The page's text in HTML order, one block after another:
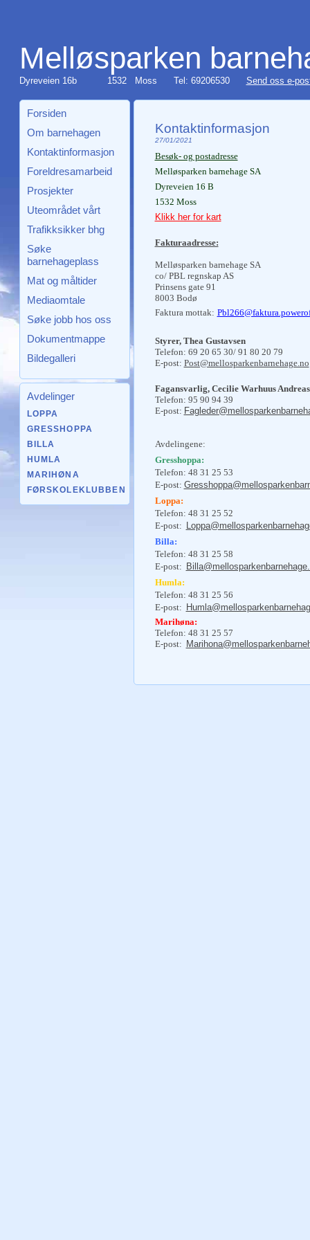
Melløsparken
Dyreveien 16b 1532 Moss Tel: 69206530 Send oss e-
Forsiden
Om barnehagen
Kontaktinformasjon
Foreldresamarbeid
Prosjekter
Uteområdet vårt
Trafikksikker bhg
Søke
barnehageplass
Mat og måltider
Mediaomtale
Søke jobb hos oss
Dokumentmappe
Bildegalleri
Avdelinger
LOPPA
GRESSHOPPA
BILLA
HUMLA
MARIHØNA
FØRSKOLEKLUBBEN
Kontaktinformasjon
27/01/2021
Besøk- og postadresse
Melløsparken barnehage SA
Dyreveien 16 B
1532 Moss
Klikk her for kart
Fakturaadresse:
Melløsparken barnehage SA
co/ PBL regnskap AS
Prinsens gate 91
8003 Bodø
Faktura mottak:
Styrer, Thea Gustavsen
Telefon: 69 20 65 30/ 91 80 20 79
E-post: Post@mellosparkenbarnehage.no
Fagansvarlig, Cecilie Warhuus
Telefon: 95 90 94 39
E-post:
Avdelingene:
Gresshoppa:
Telefon: 48 31 25 53
E-post:
Loppa:
Telefon: 48 31 25 52
E-post:
Billa:
Telefon: 48 31 25 58
E-post:
Humla:
Telefon: 48 31 25 56
E-post:
Marihøna:
Telefon: 48 31 25 57
E-post: